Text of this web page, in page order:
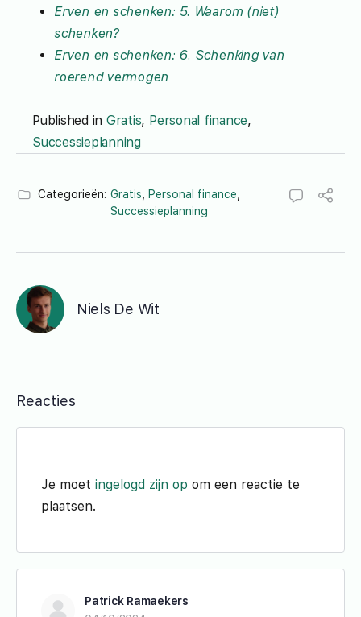
Erven en schenken: 5. Waarom (niet)
schenken?
Erven en schenken: 6. Schenking van
roerend vermogen
Published in Gratis, Personal finance,
Successieplanning
Categorieën: Gratis Personal finance
Successieplanning
Niels De Wit
Reacties
Je moet ingelogd zijn op om een reactie te
plaatsen.
Patrick Ramaekers